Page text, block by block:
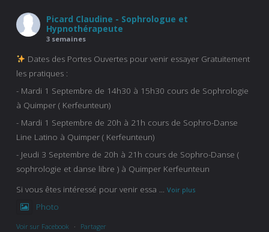
Picard Claudine - Sophrologue et
Hypnothérapeute
3 semaines
Dates des Portes Ouvertes pour venir essayer Gratuitement
les pratiques :
- Mardi 1 Septembre de 14h30 à 15h30 cours de Sophrologie
à Quimper ( Kerfeunteun)
- Mardi 1 Septembre de 20h à 21h cours de Sophro-Danse
Line Latino à Quimper ( Kerfeunteun)
- Jeudi 3 Septembre de 20h à 21h cours de Sophro-Danse (
sophrologie et danse libre ) à Quimper Kerfeunteun
Si vous êtes intéressé pour venir essa ... Voir plus
Photo
Voir sur Facebook · Partager